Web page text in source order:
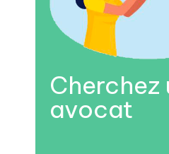
Cherchez
avocat